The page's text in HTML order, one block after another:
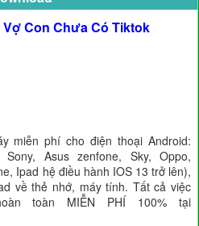
Con Chưa Có Tiktok
miễn phí cho điện thoại Android:
Asus zenfone, Sky, Oppo,
Ipad hệ điều hành IOS 13 trở lên),
về thẻ nhớ, máy tính. Tất cả việc
toàn MIỄN PHÍ 100% tại